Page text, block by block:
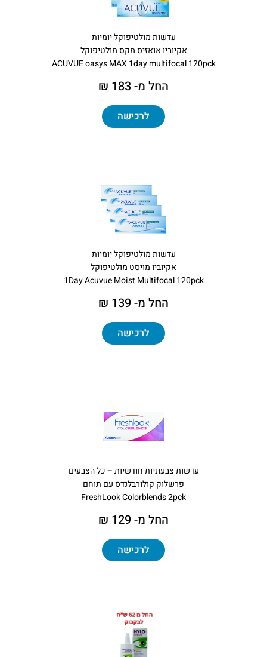
עדשות מולטיפוקל יומיות
אקיוביו אואזיס מקס מולטיפוקל
ACUVUE oasys MAX 1day multifocal 120pck
החל מ- 183 ₪
לרכישה
עדשות מולטיפוקל יומיות
אקיוביו מויסט מולטיפוקל
1Day Acuvue Moist Multifocal 120pck
החל מ- 139 ₪
לרכישה
עדשות צבעוניות חודשיות – כל הצבעים
פרשלוק קולורבלנדס עם תוחם
FreshLook Colorblends 2pck
החל מ- 129 ₪
לרכישה